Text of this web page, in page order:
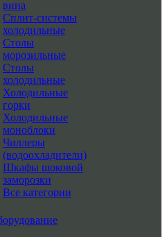
вина
Сплит-системы
холодильные
Столы
морозильные
Столы
холодильные
Холодильные
горки
Холодильные
моноблоки
Чиллеры
(водоохладители)
Шкафы шоковой
заморозки
Все категории